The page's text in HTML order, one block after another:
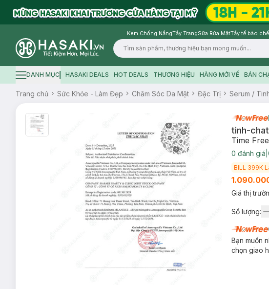
Kem Chống NắngTẩy TrangSữa Rửa MặtTẩy tế bào
Logo
Hamburger icon
DANH MỤC HASAKI DEALS HOT DEALS THƯƠNG HIỆU HÀNG MỚI VỀ BÁN
Trang chủ Sức Khỏe - Làm Đẹp Chăm Sóc Da Mặt Đặc Trị Serum /
tinh-
Time
0 đánh giá
BILL 399K
Giá thị
Số lượng:
Bạn muốn
chọn giao